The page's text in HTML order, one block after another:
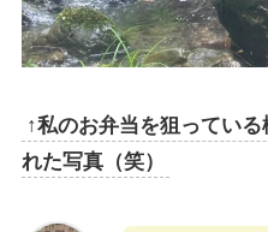
↑私のお弁当を狙ってい
れた写真（笑）